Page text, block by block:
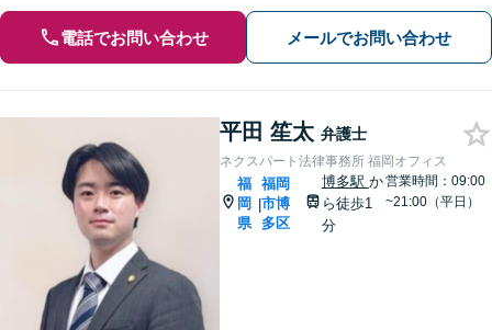
電話でお問い合わせ メールでお問い合わせ
平田 笙太 弁護士
ネクスパート法律事務所 福岡オフィス
福
岡
県
|
福岡
市博
多区
博多駅 か
ら徒歩1
分
営業時間：09:00
~21:00（平日）